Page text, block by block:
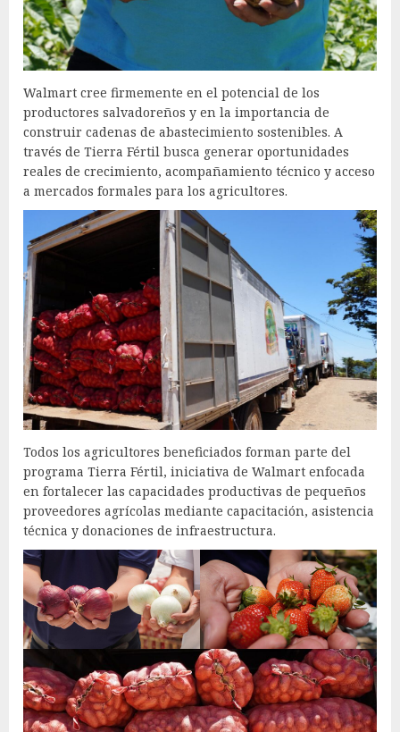
Walmart cree firmemente en el potencial de los
productores salvadoreños y en la importancia de
construir cadenas de abastecimiento sostenibles. A
través de Tierra Fértil busca generar oportunidades
reales de crecimiento, acompañamiento técnico y acceso
a mercados formales para los agricultores.
Todos los agricultores beneficiados forman parte del
programa Tierra Fértil, iniciativa de Walmart enfocada
en fortalecer las capacidades productivas de pequeños
proveedores agrícolas mediante capacitación, asistencia
técnica y donaciones de infraestructura.